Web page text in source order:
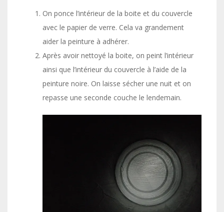
On ponce l’intérieur de la boite et du couvercle
avec le papier de verre. Cela va grandement
aider la peinture à adhérer.
Après avoir nettoyé la boite, on peint l’intérieur
ainsi que l’intérieur du couvercle à l’aide de la
peinture noire. On laisse sécher une nuit et on
repasse une seconde couche le lendemain.